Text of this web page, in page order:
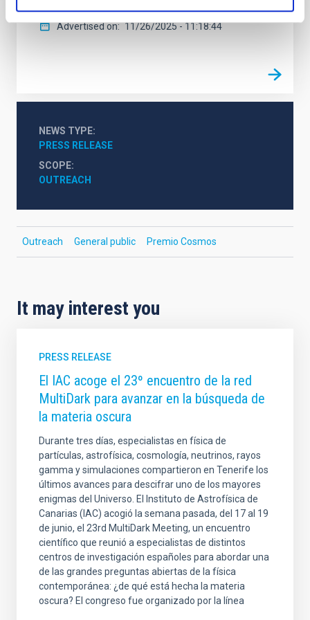
Advertised on 11/26/2025 - 11:18:44
NEWS TYPE
PRESS RELEASE
SCOPE
OUTREACH
Outreach General public Premio Cosmos
It may interest you
PRESS RELEASE
El IAC acoge el 23º encuentro de la red
MultiDark para avanzar en la búsqueda de
la materia oscura
Durante tres días, especialistas en física de
partículas, astrofísica, cosmología, neutrinos, rayos
gamma y simulaciones compartieron en Tenerife los
últimos avances para descifrar uno de los mayores
enigmas del Universo. El Instituto de Astrofísica de
Canarias (IAC) acogió la semana pasada, del 17 al 19
de junio, el 23rd MultiDark Meeting, un encuentro
científico que reunió a especialistas de distintos
centros de investigación españoles para abordar una
de las grandes preguntas abiertas de la física
contemporánea: ¿de qué está hecha la materia
oscura? El congreso fue organizado por la línea